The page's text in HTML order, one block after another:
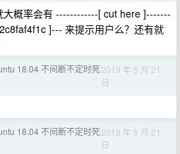
大概率会有 ------------[ cut here ]-------
]--- 来提示用户么？还有就
18.04 不间断不定时死2019 年 5 月 21
日
18.04 不间断不定时死2019 年 5 月 21
日